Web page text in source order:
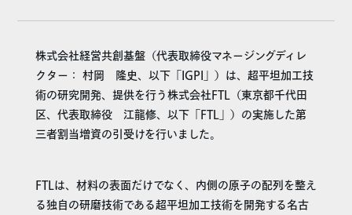
株式会社経営共創基盤（代表取締役マネージングディレ
クター： 村岡 隆史、以下「IGPI」）は、超平坦加工技
術の研究開発、提供を行う株式会社FTL（東京都千代田
区、代表取締役 江龍修、以下「FTL」）の実施した第
三者割当増資の引受けを行いました。
FTLは、材料の表面だけでなく、内側の原子の配列を整え
る独自の研磨技術である超平坦加工技術を開発する名古